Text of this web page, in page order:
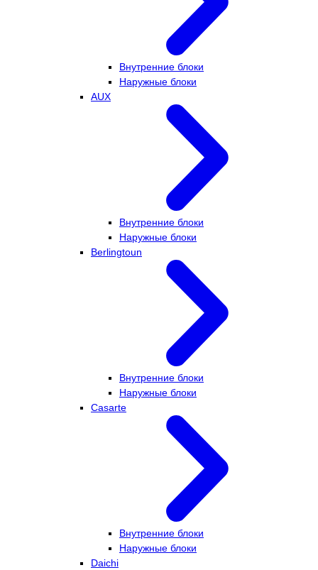
Внутренние блоки
Наружные блоки
AUX
Внутренние блоки
Наружные блоки
Berlingtoun
Внутренние блоки
Наружные блоки
Casarte
Внутренние блоки
Наружные блоки
Daichi